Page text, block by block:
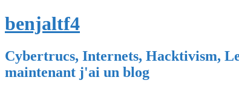
benjaltf4
Cybertrucs, Internets, Hacktivism,
maintenant j'ai un blog